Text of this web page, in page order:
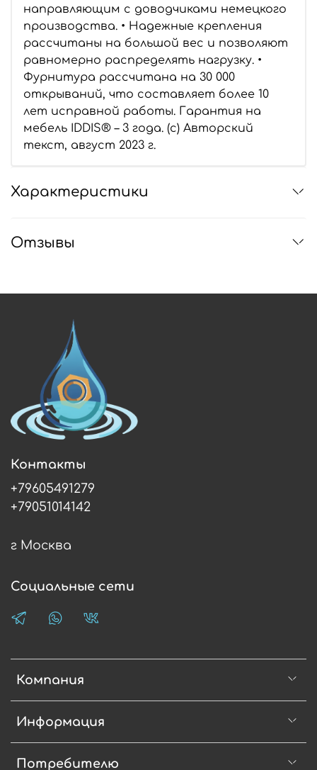
направляющим с доводчиками немецкого
производства. • Надежные крепления
рассчитаны на большой вес и позволяют
равномерно распределять нагрузку. •
Фурнитура рассчитана на 30 000
открываний, что составляет более 10
лет исправной работы. Гарантия на
мебель IDDIS® – 3 года. (с) Авторский
текст, август 2023 г.
Характеристики
Отзывы
Компания
Информация
Потребителю
Контакты
+79605491279
+79051014142
г Москва
Социальные сети